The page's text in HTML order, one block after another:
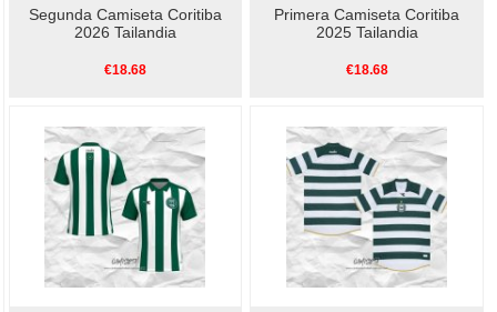
Segunda Camiseta Coritiba
2026 Tailandia
€18.68
Primera Camiseta Coritiba
2025 Tailandia
€18.68